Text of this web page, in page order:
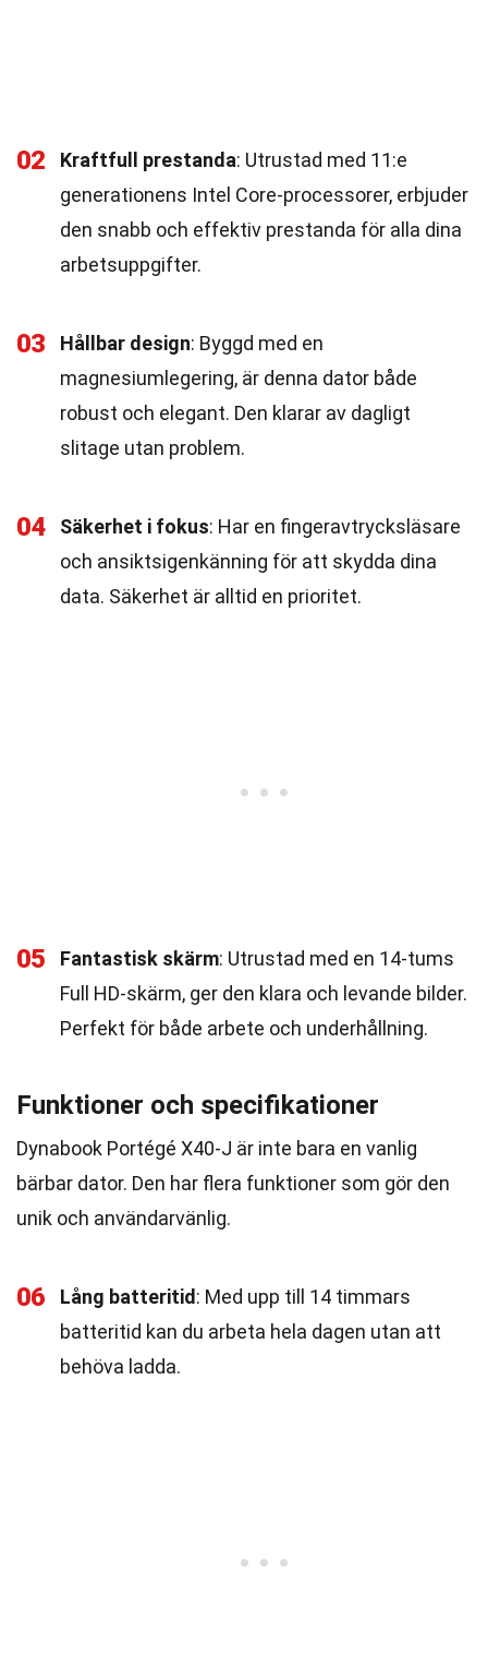
02 Kraftfull prestanda: Utrustad med 11:e
generationens Intel Core-processorer, erbjuder
den snabb och effektiv prestanda för alla dina
arbetsuppgifter.
03 Hållbar design: Byggd med en
magnesiumlegering, är denna dator både
robust och elegant. Den klarar av dagligt
slitage utan problem.
04 Säkerhet i fokus: Har en fingeravtrycksläsare
och ansiktsigenkänning för att skydda dina
data. Säkerhet är alltid en prioritet.
05 Fantastisk skärm: Utrustad med en 14-tums
Full HD-skärm, ger den klara och levande bilder.
Perfekt för både arbete och underhållning.
Funktioner och specifikationer
Dynabook Portégé X40-J är inte bara en vanlig
bärbar dator. Den har flera funktioner som gör den
unik och användarvänlig.
06 Lång batteritid : Med upp till 14 timmars
batteritid kan du arbeta hela dagen utan att
behöva ladda.